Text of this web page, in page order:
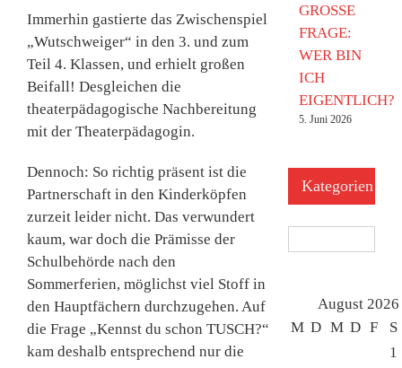
Immerhin gastierte das Zwischenspiel
„Wutschweiger“ in den 3. und zum
Teil 4. Klassen, und erhielt großen
Beifall! Desgleichen die
theaterpädagogische Nachbereitung
mit der Theaterpädagogin.
Dennoch: So richtig präsent ist die
Partnerschaft in den Kinderköpfen
zurzeit leider nicht. Das verwundert
kaum, war doch die Prämisse der
Schulbehörde nach den
Sommerferien, möglichst viel Stoff in
den Hauptfächern durchzugehen. Auf
die Frage „Kennst du schon TUSCH?“
kam deshalb entsprechend nur die
GROSSE
FRAGE:
WER BIN
ICH
EIGENTLICH?
5. Juni 2026
Kategorien
August 2026
M D M D F
S
1